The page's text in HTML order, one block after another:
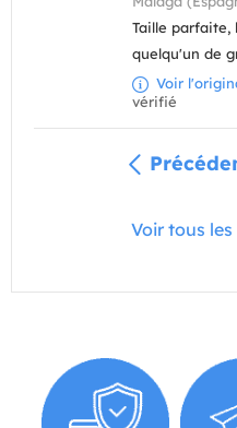
Taille parfaite,
quelqu'un de
Voir
vérifié
Voir tous